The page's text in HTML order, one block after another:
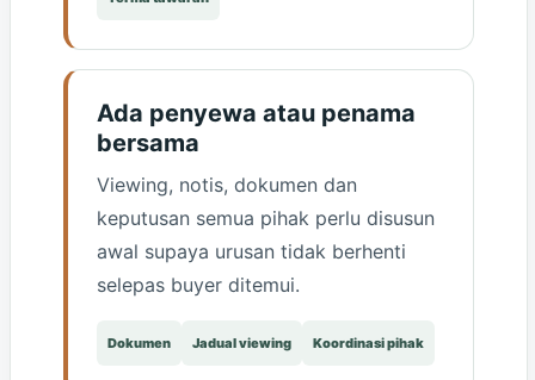
Ada penyewa atau penama
bersama
Viewing, notis, dokumen dan
keputusan semua pihak perlu disusun
awal supaya urusan tidak berhenti
selepas buyer ditemui.
Dokumen Jadual viewing Koordinasi pihak